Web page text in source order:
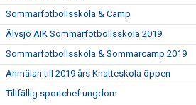
Sommarfotbollsskola & Camp
Älvsjö AIK Sommarfotbollsskola 2019
Sommarfotbollsskola & Sommarcamp 2019
Anmälan till 2019 års Knatteskola öppen
Tillfällig sportchef ungdom